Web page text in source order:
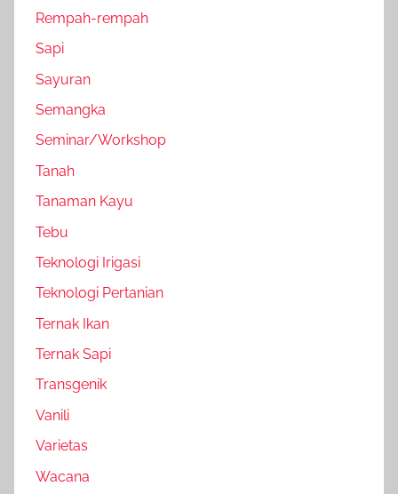
Rempah-rempah
Sapi
Sayuran
Semangka
Seminar/Workshop
Tanah
Tanaman Kayu
Tebu
Teknologi Irigasi
Teknologi Pertanian
Ternak Ikan
Ternak Sapi
Transgenik
Vanili
Varietas
Wacana